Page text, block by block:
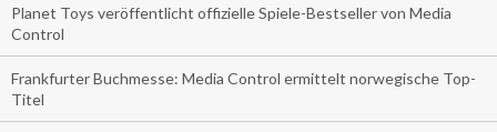
Planet Toys veröffentlicht offizielle Spiele-Bestseller von Media
Control
Frankfurter Buchmesse: Media Control ermittelt norwegische Top-
Titel